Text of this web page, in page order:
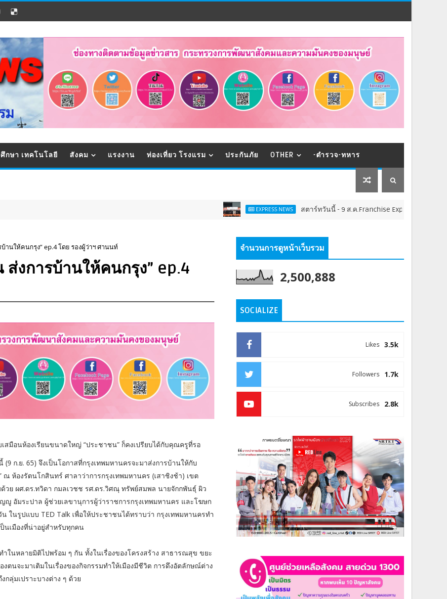
กษา เทคโนโลยี สังคม แรงงาน ท่องเที่ยว โรงแรม ประกันภัย OTHER -ตำรวจ-ทหาร
EXPRESS NEWS สตาร์ทวันนี้ - 9 ส.ค.Franchise Expo Thailand & TESE
านให้คนกรุง” ep.4 โดย รองผู้ว่าฯ ศานนท์
งการบ้านให้คนกรุง” ep.4
เสมือนห้องเรียนขนาดใหญ่ “ประชาชน” ก็คงเปรียบได้กับคุณครูที่รอ
ก.ย. 65) จึงเป็นโอกาสที่กรุงเทพมหานครจะมาส่งการบ้านให้กับ
ห้องรัตนโกสินทร์ ศาลาว่าการกรุงเทพมหานคร (เสาชิงช้า) เขต
วย ผศ.ดร.ทวิดา กมลเวชช รศ.ดร.วิศณุ ทรัพย์สมพล นายจักกพันธุ์ ผิว
อัมระปาล ผู้ช่วยเลขานุการผู้ว่าราชการกรุงเทพมหานคร และโฆษก
ในรูปแบบ TED Talk เพื่อให้ประชาชนได้ทราบว่า กรุงเทพมหานครทำ
ป็นเมืองที่น่าอยู่สำหรับทุกคน
ในหลายมิติไปพร้อม ๆ กัน ทั้งในเรื่องของโครงสร้าง สาธารณสุข ขยะ
นจะมาเติมในเรื่องของกิจกรรมทำให้เมืองมีชีวิต การดึงอัตลักษณ์ต่าง
กลุ่มเปราะบางต่าง ๆ ด้วย
จำนวนการดูหน้าเว็บรวม
2,500,888
SOCIALIZE
3.5k
Likes
1.7k
Followers
2.8k
Subscribes